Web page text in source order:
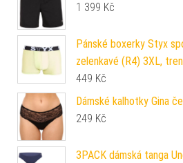
1 399 Kč
Pánské boxerky Styx
zelenkavé (R4) 3XL,
449 Kč
Dámské kalhotky Gina
249 Kč
3PACK dámská tanga